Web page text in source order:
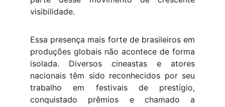
visibilidade.
Essa presença mais forte de brasileiros em
produções globais não acontece de forma
isolada. Diversos cineastas e atores
nacionais têm sido reconhecidos por seu
trabalho em festivais de prestígio,
conquistado prêmios e chamado a